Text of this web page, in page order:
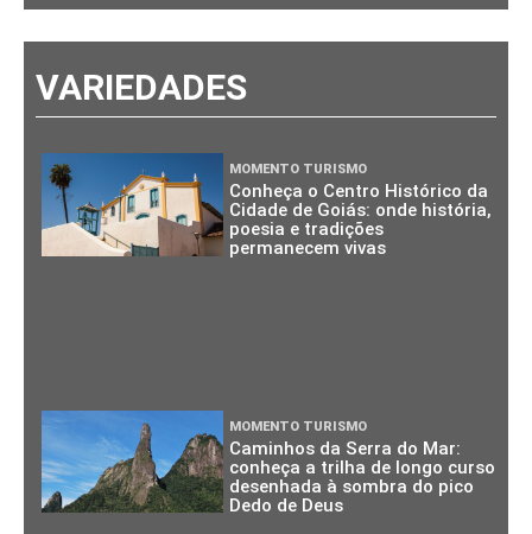
VARIEDADES
MOMENTO TURISMO
Conheça o Centro Histórico da
Cidade de Goiás: onde história,
poesia e tradições
permanecem vivas
MOMENTO TURISMO
Caminhos da Serra do Mar:
conheça a trilha de longo curso
desenhada à sombra do pico
Dedo de Deus